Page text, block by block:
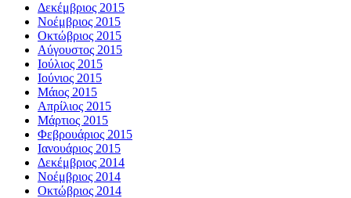
Δεκέμβριος 2015
Νοέμβριος 2015
Οκτώβριος 2015
Αύγουστος 2015
Ιούλιος 2015
Ιούνιος 2015
Μάιος 2015
Απρίλιος 2015
Μάρτιος 2015
Φεβρουάριος 2015
Ιανουάριος 2015
Δεκέμβριος 2014
Νοέμβριος 2014
Οκτώβριος 2014